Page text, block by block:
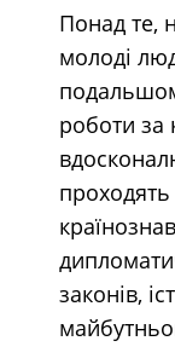
Понад те,
молоді
роботи за
законів,